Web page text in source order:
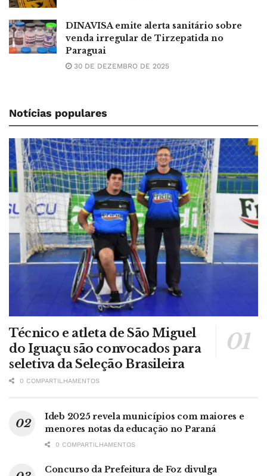
DINAVISA emite alerta sanitário sobre
venda irregular de Tirzepatida no
Paraguai
30 DE DEZEMBRO DE 2025
Notícias populares
Técnico e atleta de São Miguel
do Iguaçu são convocados para
seletiva da Seleção Brasileira
0 COMPARTILHAMENTOS
Ideb 2025 revela municípios com maiores e
menores notas da educação no Paraná
0 COMPARTILHAMENTOS
Concurso da Prefeitura de Foz divulga